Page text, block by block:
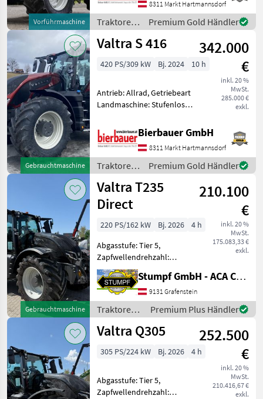
Vorführmaschine
Zapfwellendrehzahl:
540/1000,
Höchstgeschwindigkeit in
km/h: 40 km/h, Aufladung:
Turbola
8311 Markt Hartmannsdorf
Traktoren
/ Valtra
Premium Gold Händler
Gebrauchtmaschine
Valtra S 416
342.000
€
inkl. 20 %
MwSt.
285.000 €
exkl.
420 PS/309 kW Bj. 2024 10 h
Antrieb: Allrad, Getriebeart
Landmaschine: Stufenloses
Zapfwellendrehzahl:
540E/1000,
Höchstgeschwindigkeit in
km/h: 50 km/h, Aufladung:
Turb
Bierbauer GmbH
8311 Markt Hartmannsdorf
Traktoren
/ Valtra
Premium Gold Händler
Gebrauchtmaschine
Valtra T235
Direct
210.100
€
inkl. 20 %
MwSt.
175.083,33 €
exkl.
220 PS/162 kW Bj. 2026
4 h
Abgasstufe: Tier 5,
Zapfwellendrehzahl:
540/1000, Bolzengröße
Anhängevorrichtung (mm):
38mm, Aufladung:
Turbolader mit
Ladeluftkühlung,
Höchstgeschwindigkeit in
km/h: 50
Stumpf GmbH - ACA Center Stumpf
9131 Grafenstein
Traktoren /
Valtra
Premium Plus Händler
Valtra Q305
252.500
€
inkl. 20 %
MwSt.
210.416,67 €
exkl.
305 PS/224 kW Bj. 2026 4 h
Abgasstufe: Tier 5,
Zapfwellendrehzahl: